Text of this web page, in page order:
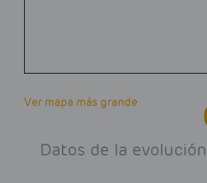
Ver mapa más grande
Datos de la